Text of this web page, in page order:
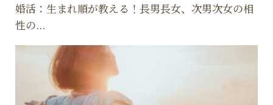
婚活：生まれ順が教える！長男長女、次男次女の相
性の...